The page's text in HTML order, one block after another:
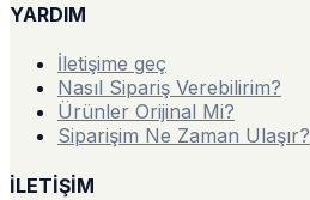
YARDIM
İletişime geç
Nasıl Sipariş Verebilirim?
Ürünler Orijinal Mi?
Siparişim Ne Zaman Ulaşır?
İLETİŞİM